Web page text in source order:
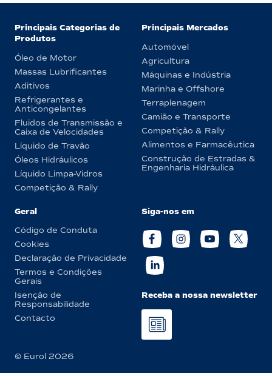
Principais Categorias de
Produtos
Óleo de Motor
Massas Lubrificantes
Aditivos
Refrigerantes e
Anticongelantes
Fluidos de Transmissão e
Caixa de Velocidades
Líquido de Travão
Óleos Hidráulicos
Líquido Limpa-Vidros
Competição & Rally
Principais Mercados
Automóvel
Agricultura
Máquinas e Indústria
Marinha e Offshore
Terraplenagem
Camião e Transporte
Competição & Rally
Alimentos e Farmacêutica
Construção de Estradas &
Engenharia Hidráulica
Geral
Código de Conduta
Cookies
Declaração de Privacidade
Termos e Condições
Gerais
Isenção de
Responsabilidade
Contacto
Siga-nos em
Receba a nossa newsletter
© Eurol 2026